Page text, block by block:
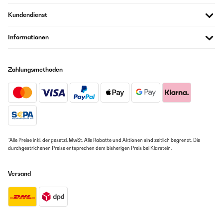
Meiner Meinung nach die beste Trinkflasche für Kinder. Lässt sich
Amazon Benutzer – Bewertung durch Chal-Tec GmbH nicht
Mein Sohl liebt die Flasche. Klappt auch super mit Mineralwasser bzw
ist sicher. Sieht hüpsch aus und liegt gut in der Hand.
Mein Kind benutzt die Trinkflasche jetzt seit einem Jahr und sie ist
eigenständig überprüft
Kundendienst
Informationen
Zahlungsmethoden
*Alle Preise inkl. der gesetzl. MwSt. Alle Rabatte und Aktionen sind zeitlich begrenzt. Die
durchgestrichenen Preise entsprechen dem bisherigen Preis bei Klarstein.
Versand